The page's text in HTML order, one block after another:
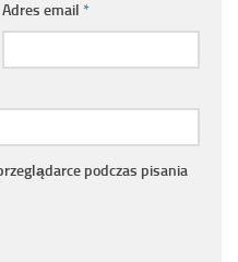
Adres email *
podczas pisania